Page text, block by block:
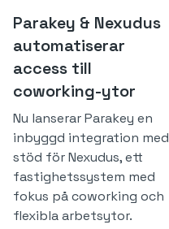
Parakey & Nexudus
automatiserar
access till
coworking-ytor
Nu lanserar Parakey en
inbyggd integration med
stöd för Nexudus, ett
fastighetssystem med
fokus på coworking och
flexibla arbetsytor.